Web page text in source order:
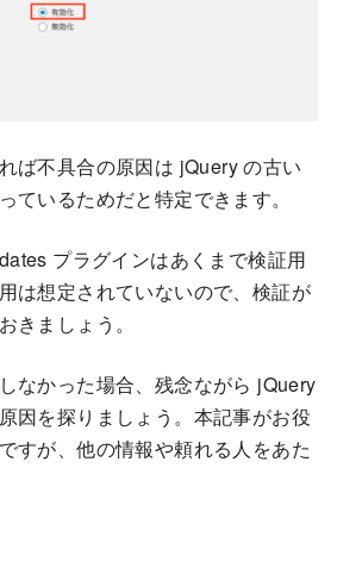
ば不具合の原因は jQuery の古い
ているためだと特定できます。
プラグインはあくまで検証用
は想定されていないので、検証が
きましょう。
なかった場合、残念ながら jQuery
因を探りましょう。本記事がお役
すが、他の情報や頼れる人をあた